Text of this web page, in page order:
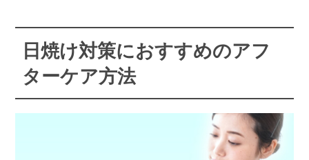
日焼け対策におすすめのアフ
ターケア方法